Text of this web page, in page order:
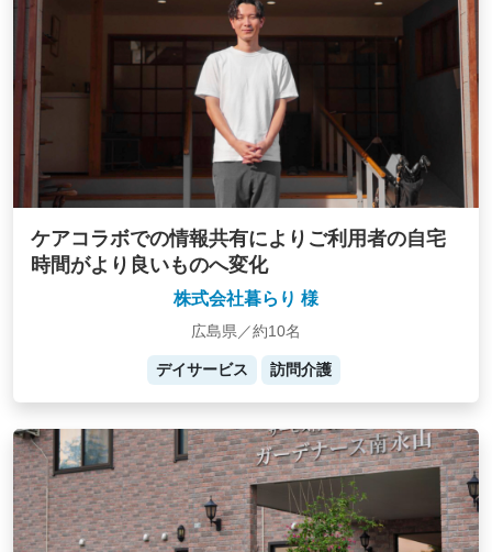
ケアコラボでの情報共有によりご利用者の自宅
時間がより良いものへ変化
株式会社暮らり 様
広島県／約10名
デイサービス 訪問介護